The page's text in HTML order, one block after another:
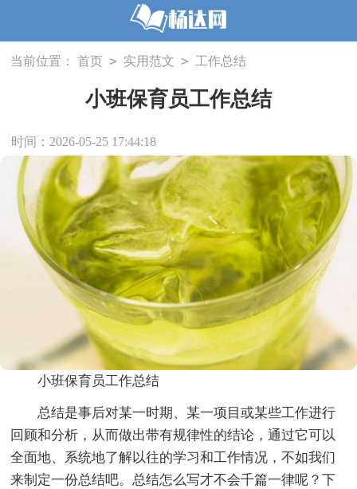
当前位置： 首页 > 实用范文 > 工作总结
小班保育员工作总结
时间：2026-05-25 17:44:18
小班保育员工作总结
总结是事后对某一时期、某一项目或某些工作进行
回顾和分析，从而做出带有规律性的结论，通过它可以
全面地、系统地了解以往的学习和工作情况，不如我们
来制定一份总结吧。总结怎么写才不会千篇一律呢？下